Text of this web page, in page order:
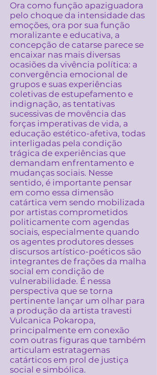
Ora como função apaziguadora
pelo choque da intensidade das
emoções, ora por sua função
moralizante e educativa, a
concepção de catarse parece se
encaixar nas mais diversas
ocasiões da vivência política: a
convergência emocional de
grupos e suas experiências
coletivas de estupefamento e
indignação, as tentativas
sucessivas de movência das
forças imperativas de vida, a
educação estético-afetiva, todas
interligadas pela condição
trágica de experiências que
demandam enfrentamento e
mudanças sociais. Nesse
sentido, é importante pensar
em como essa dimensão
catártica vem sendo mobilizada
por artistas comprometidos
politicamente com agendas
sociais, especialmente quando
os agentes produtores desses
discursos artístico-poéticos são
integrantes de frações da malha
social em condição de
vulnerabilidade. É nessa
perspectiva que se torna
pertinente lançar um olhar para
a produção da artista travesti
Vulcanica Pokaropa,
principalmente em conexão
com outras figuras que também
articulam estratagemas
catárticos em prol de justiça
social e simbólica.